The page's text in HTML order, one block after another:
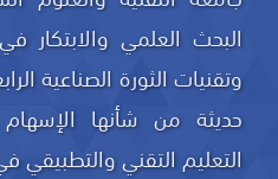
البحث العلمي والابتكار
وتقنيات الثورة الصناعية
حديثة من شأنها
التعليم التقني